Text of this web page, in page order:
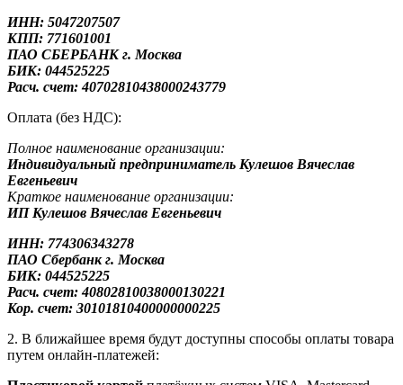
ИНН: 5047207507
КПП: 771601001
ПАО СБЕРБАНК г. Москва
БИК: 044525225
Расч. счет: 40702810438000243779
Оплата (без НДС):
Полное наименование организации:
Индивидуальный предприниматель Кулешов Вячеслав
Евгеньевич
Краткое наименование организации:
ИП Кулешов Вячеслав Евгеньевич
ИНН: 774306343278
ПАО Сбербанкг. Москва
БИК: 044525225
Расч. счет: 40802810038000130221
Кор. счет: 30101810400000000225
2. В ближайшее время будут доступны способы оплаты товара
путем онлайн-платежей: